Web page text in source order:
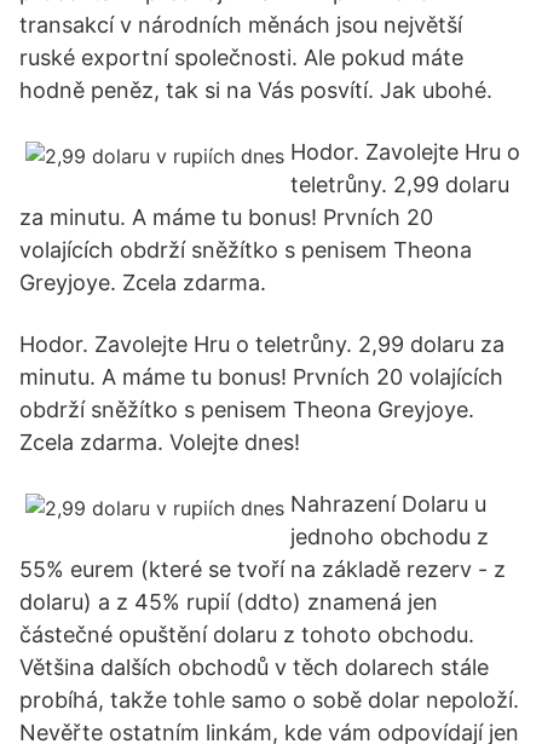
transakcí v národních měnách jsou největší
ruské exportní společnosti. Ale pokud máte
hodně peněz, tak si na Vás posvítí. Jak ubohé.
Hodor. Zavolejte Hru o
teletrůny. 2,99 dolaru
za minutu. A máme tu bonus! Prvních 20
volajících obdrží sněžítko s penisem Theona
Greyjoye. Zcela zdarma.
Hodor. Zavolejte Hru o teletrůny. 2,99 dolaru za
minutu. A máme tu bonus! Prvních 20 volajících
obdrží sněžítko s penisem Theona Greyjoye.
Zcela zdarma. Volejte dnes!
Nahrazení Dolaru u
jednoho obchodu z
55% eurem (které se tvoří na základě rezerv - z
dolaru) a z 45% rupií (ddto) znamená jen
částečné opuštění dolaru z tohoto obchodu.
Většina dalších obchodů v těch dolarech stále
probíhá, takže tohle samo o sobě dolar nepoloží.
Nevěřte ostatním linkám, kde vám odpovídají jen